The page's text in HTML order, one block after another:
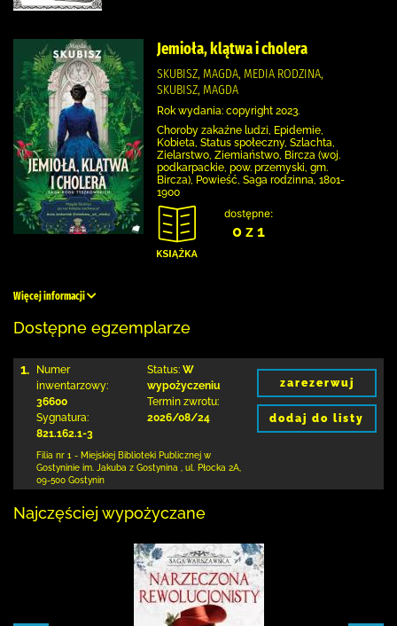
Jemioła, klątwa i cholera
SKUBISZ, MAGDA, MEDIA RODZINA,
SKUBISZ, MAGDA
Rok wydania: copyright 2023.
Choroby zakaźne ludzi, Epidemie,
Kobieta, Status społeczny, Szlachta,
Zielarstwo, Ziemiaństwo, Bircza (woj.
podkarpackie, pow. przemyski, gm.
Bircza), Powieść, Saga rodzinna, 1801-
1900
dostępne:
0 z 1
Więcej informacji
Dostępne egzemplarze
1.
Numer
inwentarzowy:
36600
Sygnatura:
821.162.1-3
Status: W
wypożyczeniu
Termin zwrotu:
2026/08/24
Filia nr 1 - Miejskiej Biblioteki Publicznej w
Gostyninie im. Jakuba z Gostynina
ul. Płocka 2A
09-500 Gostynin
zarezerwuj
dodaj do listy
Najczęściej wypożyczane